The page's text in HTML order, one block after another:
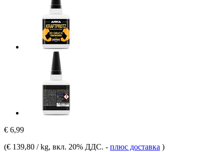
€ 6,99
(€ 139,80 / kg, вкл. 20% ДДС. - плюс доставка )